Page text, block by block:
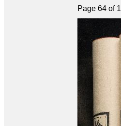
Page 64 of